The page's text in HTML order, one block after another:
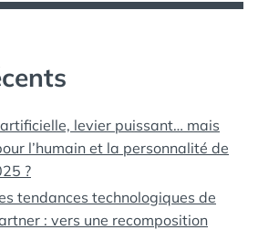
artificielle, levier puissant… mais
l’humain et la personnalité de
?
tendances technologiques de
: vers une recomposition